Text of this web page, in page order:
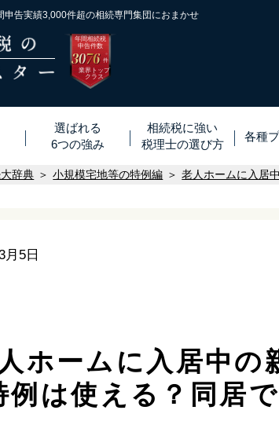
申告実績3,000件超の相続専門集団におまかせ
年間相続税
申告件数
3076 ※
件
業界トップ
クラス
選ばれる
6つの強み
相続税に強い
税理士の選び方
各種
辞典 小規模宅地等の特例編 老人ホームに入居
月5日
ホームに入居中の
例は使える？同居